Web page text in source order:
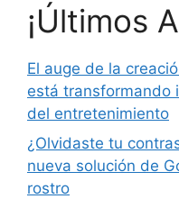
¡Últimos
El auge de la
está transformando
del entretenimiento
¿Olvidaste tu
nueva solución de
rostro